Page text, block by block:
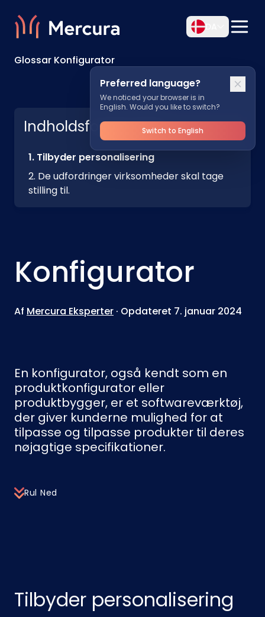
Preferred language?
We noticed your browser is in
English. Would you like to switch?
Switch to English
Glossar Konfigurator
Indholdsfortegnelse
Tilbyder personalisering
De udfordringer virksomheder skal tage
stilling til.
Konfigurator
Af Mercura Eksperter · Opdateret 7. januar 2024
En konfigurator, også kendt som en
produktkonfigurator eller
produktbygger, er et softwareværktøj,
der giver kunderne mulighed for at
tilpasse og tilpasse produkter til deres
nøjagtige specifikationer.
Rul Ned
Tilbyder personalisering